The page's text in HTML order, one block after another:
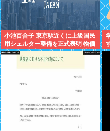
小池百合子 東京駅近くに上級国民
用シェルター整備を正式表明 物価
高なんて無視で血税ぶっこむ模様
支持したのはあなた達